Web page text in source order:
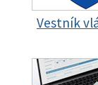
Vestník